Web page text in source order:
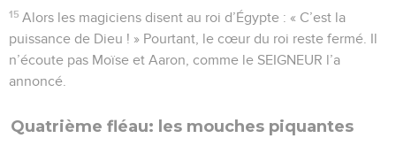
15 Alors les magiciens disent au roi d’Égypte : « C’est la
puissance de Dieu ! » Pourtant, le cœur du roi reste fermé. Il
n’écoute pas Moïse et Aaron, comme le SEIGNEUR l’a
annoncé.
Quatrième fléau: les mouches piquantes